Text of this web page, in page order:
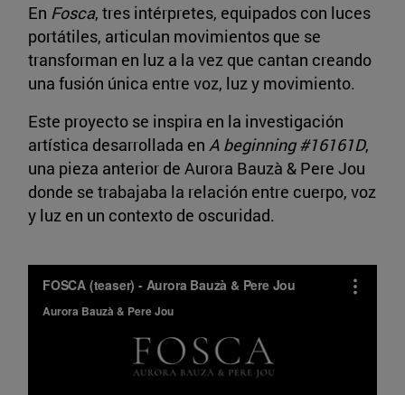
En Fosca, tres intérpretes, equipados con luces
portátiles, articulan movimientos que se
transforman en luz a la vez que cantan creando
una fusión única entre voz, luz y movimiento.
Este proyecto se inspira en la investigación
artística desarrollada en A beginning #16161D,
una pieza anterior de Aurora Bauzà & Pere Jou
donde se trabajaba la relación entre cuerpo, voz
y luz en un contexto de oscuridad.